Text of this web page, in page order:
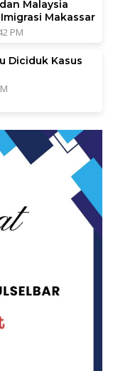
Malaysia
Makassar
PM
Diciduk Kasus